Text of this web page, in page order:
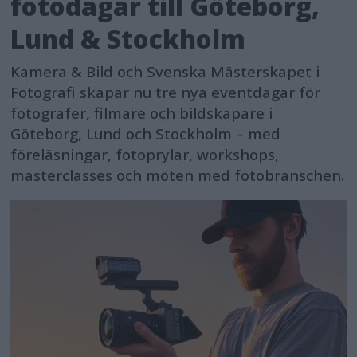
compatibility[16] for high-speed,
stable wireless transmission, along
with dual USB Type-C® ports for
improved workflow and flexibility.
Vertical format support and an
adjustable electronic shutter sound
make shooting adaptable across
The 4-axis multi-angle monitor
combines tilt and vari-angle design,
offering unrestricted horizontal and
vertical adjustment for greater
Lund & Stockholm
Kamera & Bild och Svenska Mästerskapet i
Fotografi skapar nu tre nya eventdagar för
fotografer, filmare och bildskapare i
Göteborg, Lund och Stockholm – med
föreläsningar, fotoprylar, workshops,
masterclasses och möten med fotobranschen.